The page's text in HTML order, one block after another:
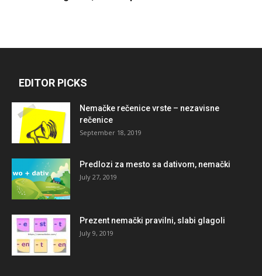
EDITOR PICKS
Nemačke rečenice vrste – nezavisne
rečenice
September 18, 2019
Predlozi za mesto sa dativom, nemački
July 27, 2019
Prezent nemački pravilni, slabi glagoli
July 9, 2019